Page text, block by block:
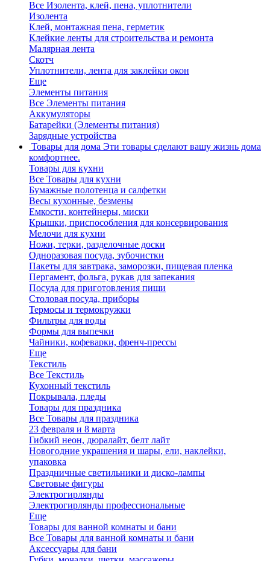
Все Изолента, клей, пена, уплотнители
Изолента
Клей, монтажная пена, герметик
Клейкие ленты для строительства и ремонта
Малярная лента
Скотч
Уплотнители, лента для заклейки окон
Еще
Элементы питания
Все Элементы питания
Аккумуляторы
Батарейки (Элементы питания)
Зарядные устройства
Товары для дома Эти товары сделают вашу жизнь дома
комфортнее.
Товары для кухни
Все Товары для кухни
Бумажные полотенца и салфетки
Весы кухонные, безмены
Емкости, контейнеры, миски
Крышки, приспособления для консервирования
Мелочи для кухни
Ножи, терки, разделочные доски
Одноразовая посуда, зубочистки
Пакеты для завтрака, заморозки, пищевая пленка
Пергамент, фольга, рукав для запекания
Посуда для приготовления пищи
Столовая посуда, приборы
Термосы и термокружки
Фильтры для воды
Формы для выпечки
Чайники, кофеварки, френч-прессы
Еще
Текстиль
Все Текстиль
Кухонный текстиль
Покрывала, пледы
Товары для праздника
Все Товары для праздника
23 февраля и 8 марта
Гибкий неон, дюралайт, белт лайт
Новогодние украшения и шары, ели, наклейки,
упаковка
Праздничные светильники и диско-лампы
Световые фигуры
Электрогирлянды
Электрогирлянды профессиональные
Еще
Товары для ванной комнаты и бани
Все Товары для ванной комнаты и бани
Аксессуары для бани